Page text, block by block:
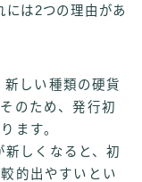
には2つの理由があ
新しい種類の硬貨
のため、発行初
ます。
新しくなると、初
的出やすいとい